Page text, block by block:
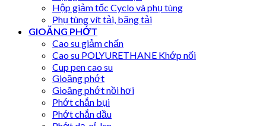
Hộp giảm tốc Cyclo và phụ tùng
Phụ tùng vít tải, băng tải
GIOĂNG PHỚT
Cao su giảm chấn
Cao su POLYURETHANE Khớp nối
Cup pen cao su
Gioăng phớt
Gioăng phớt nồi hơi
Phớt chắn bụi
Phớt chắn dầu